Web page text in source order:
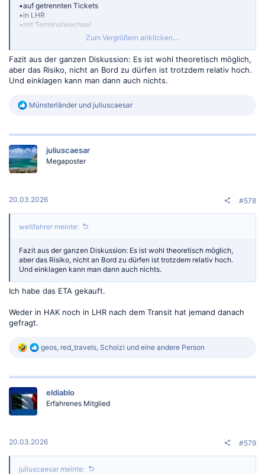
•auf getrennten Tickets
•in LHR
•mit Terminalwechsel
Zum Vergrößern anklicken....
Fazit aus der ganzen Diskussion: Es ist wohl theoretisch möglich,
aber das Risiko, nicht an Bord zu dürfen ist trotzdem relativ hoch.
Und einklagen kann man dann auch nichts.
R
k
i
o
n
:
Münsterländer und juliuscaesar
juliuscaesar
Megaposter
20.03.2026 #578
weltfahrer meinte:
Fazit aus der ganzen Diskussion: Es ist wohl theoretisch möglich,
aber das Risiko, nicht an Bord zu dürfen ist trotzdem relativ hoch.
Und einklagen kann man dann auch nichts.
Ich habe das ETA gekauft.
Weder in HAK noch in LHR nach dem Transit hat jemand danach
gefragt.
R
k
:
geos, red_travels, Schoizi und eine andere Person
eldiablo
Erfahrenes Mitglied
20.03.2026 #579
juliuscaesar meinte: